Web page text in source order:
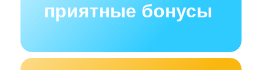
приятные бонусы